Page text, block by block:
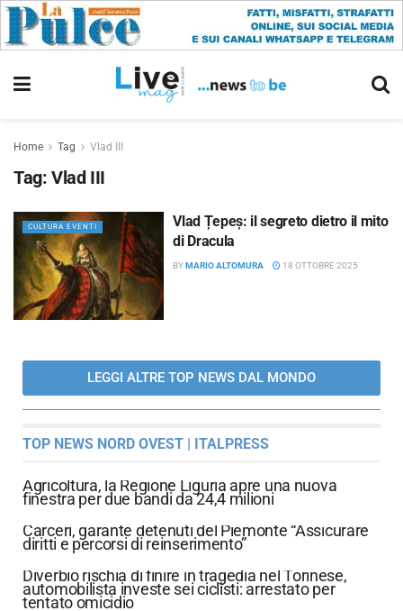
Home Tag Vlad III
Tag: Vlad III
CULTURA EVENTI
Vlad Țepeș: il segreto dietro il mito
di Dracula
BYMARIO ALTOMURA 18 OTTOBRE 2025
LEGGI ALTRE TOP NEWS DAL MONDO
TOP NEWS NORD OVEST | ITALPRESS
Agricoltura, la Regione Liguria apre una nuova
finestra per due bandi da 24,4 milioni
Carceri, garante detenuti del Piemonte “Assicurare
diritti e percorsi di reinserimento”
Diverbio rischia di finire in tragedia nel Torinese,
automobilista investe sei ciclisti: arrestato per
tentato omicidio